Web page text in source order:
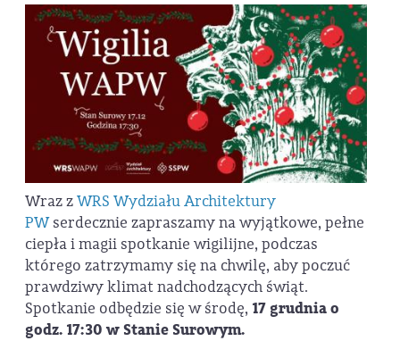
Wraz zWRS Wydziału Architektury
PWserdecznie zapraszamy na wyjątkowe, pełne
ciepła i magii spotkanie wigilijne, podczas
którego zatrzymamy się na chwilę, aby poczuć
prawdziwy klimat nadchodzących świąt.
Spotkanie odbędzie się w środę, 17 grudnia o
godz. 17:30 w Stanie Surowym.